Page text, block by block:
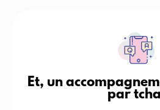
Et, un
par